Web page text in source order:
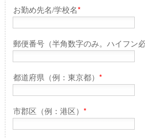
お勤め先名/学校名*
郵便番号（半角数字のみ。ハイフン必
都道府県（例：東京都） *
市郡区（例：港区） *